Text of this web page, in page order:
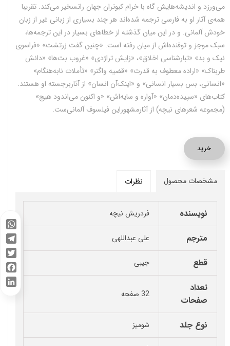
می‌ورزد و اندیشه‌هایش‌ گاه‌ با خرام‌ کبوتران‌ جهان‌ راتسخیر می‌کند. تقریبا
همه‌ی‌ آثار او به‌ فارسی‌ ترجمه‌ شده‌اند هر چند بسیاری‌ از زبانی‌ غیر از زبان‌
خودش‌ آلمانی. و در این‌ میان گذشته‌ از خطاهای‌ بسیار در این‌ ترجمه‌ها،
سبک‌ موجز و توفنده‌اش‌ از میان رفته‌ است. «چنین‌ گفت‌ زرتشت» «فراسوی‌
نیک‌ و بد» «تبارشناسی‌ اخلاق»، «زایش‌ تراژدی» «غروب‌ بت‌ها» «دانش‌
طربناک‌» «اراده معطوف‌ به‌ قدرت» «قضیه واگنر» «تأملات‌ نا‌به‌‌هنگام»
«انسانی، بس‌ بسیار انسانی» و «اینک‌آن‌ انسان» از آثاربرجسته او هستند.
کتاب‌های‌ «سپیده‌دمان» «آواره‌ و سایه‌اش» «و اکنون‌ می‌اندود هیچ»
(مجموعه شعرهای‌ نیچه) از آثارمشهوراین‌ فیلسوف‌ آلمانی‌ست.
خرید
مشخصات محصول نظرات
نویسنده فردریش نیچه
مترجم علی عبداللهی
قطع جیبی
تعداد
صفحات
32 صفحه
نوع جلد شومیز
WhatsApp
Telegram
Twitter
Facebook
LinkedIn